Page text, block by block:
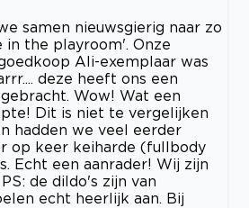
samen nieuwsgierig naar zo
in the playroom'. Onze
Ali-exemplaar was
deze heeft ons een
Wow! Wat een
Dit is niet te vergelijken
hadden we veel eerder
op keer keiharde (fullbody
Echt een aanrader! Wij zijn
de dildo's zijn van
echt heerlijk aan. Bij